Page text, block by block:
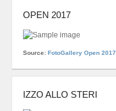
OPEN 2017
Source: FotoGallery Open 2017
IZZO ALLO STERI